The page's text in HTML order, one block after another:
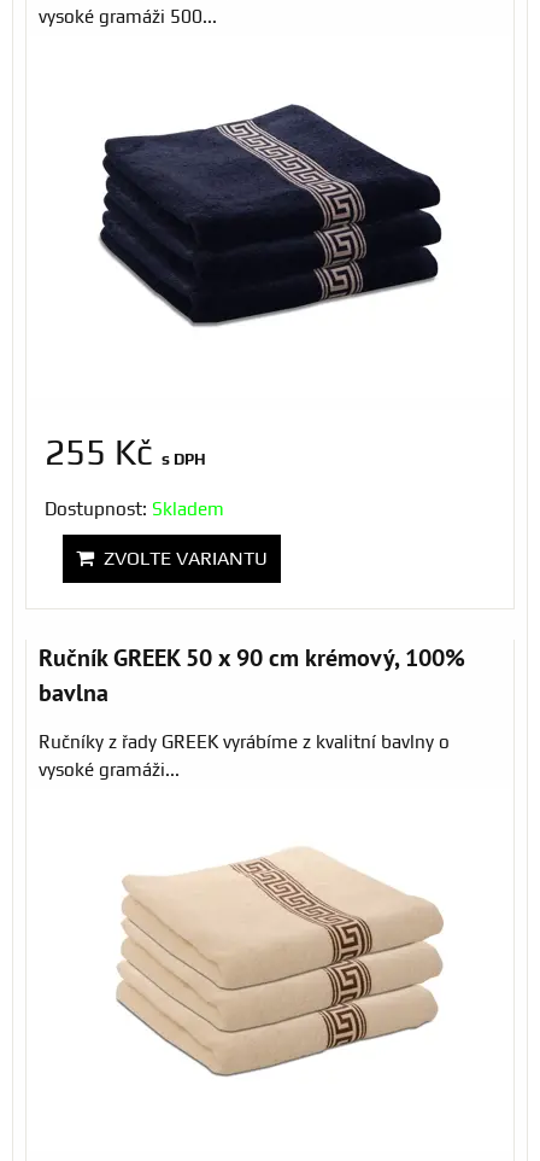
vysoké gramáži 500...
255 Kč s DPH
Dostupnost: Skladem
ZVOLTE VARIANTU
Ručník GREEK 50 x 90 cm krémový, 100%
bavlna
Ručníky z řady GREEK vyrábíme z kvalitní bavlny o
vysoké gramáži...